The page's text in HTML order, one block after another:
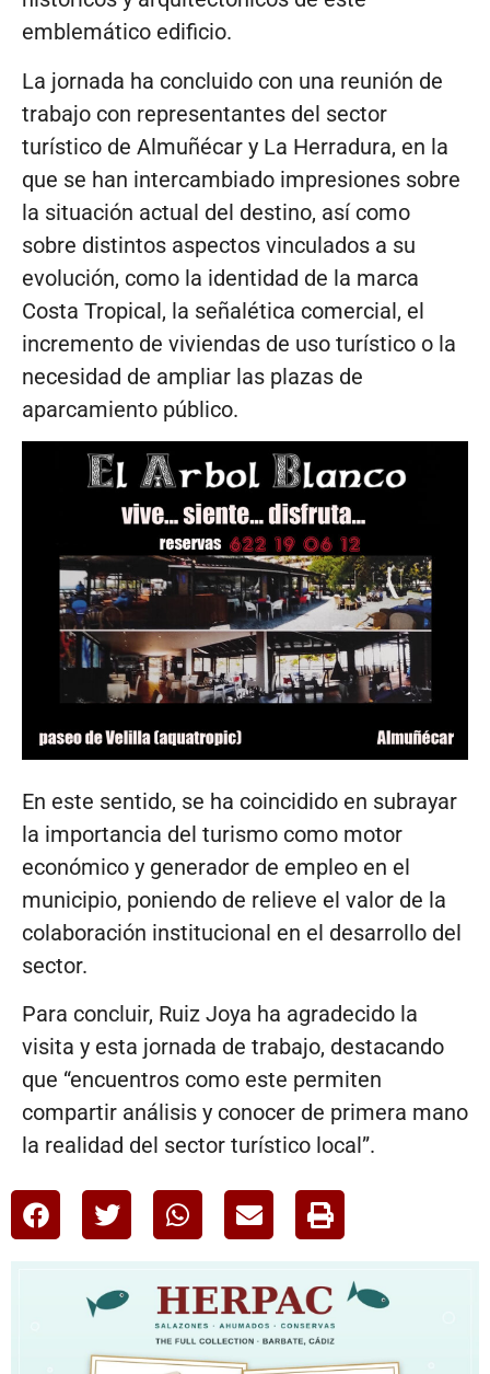
emblemático edificio.
La jornada ha concluido con una reunión de
trabajo con representantes del sector
turístico de Almuñécar y La Herradura, en la
que se han intercambiado impresiones sobre
la situación actual del destino, así como
sobre distintos aspectos vinculados a su
evolución, como la identidad de la marca
Costa Tropical, la señalética comercial, el
incremento de viviendas de uso turístico o la
necesidad de ampliar las plazas de
aparcamiento público.
En este sentido, se ha coincidido en subrayar
la importancia del turismo como motor
económico y generador de empleo en el
municipio, poniendo de relieve el valor de la
colaboración institucional en el desarrollo del
sector.
Para concluir, Ruiz Joya ha agradecido la
visita y esta jornada de trabajo, destacando
que “encuentros como este permiten
compartir análisis y conocer de primera mano
la realidad del sector turístico local”.